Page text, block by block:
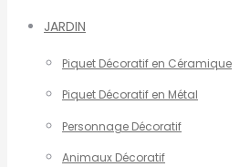
JARDIN
Piquet Décoratif en Céramique
Piquet Décoratif en Métal
Personnage Décoratif
Animaux Décoratif